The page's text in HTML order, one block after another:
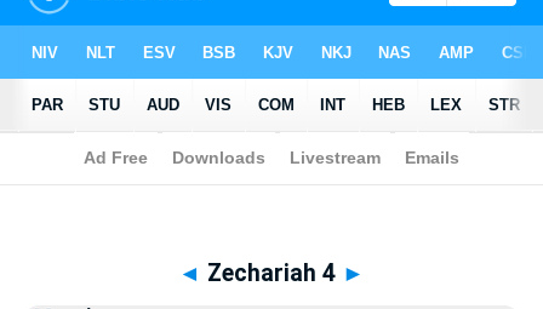
Biblia >Maori > Zechariah 4
◄ Zechariah 4 ►